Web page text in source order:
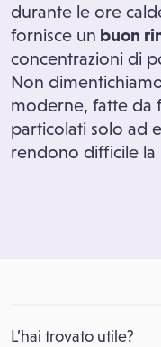
durante le ore
fornisce un buon
concentrazioni di
Non
moderne, fatte da
particolati solo ad
rendono difficile la
L’hai trovato utile?